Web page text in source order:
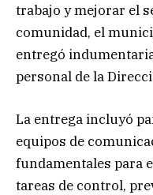
trabajo y mejorar el
comunidad, el
entregó
personal de la
La entrega incluyó
equipos de
fundamentales para
tareas de control,